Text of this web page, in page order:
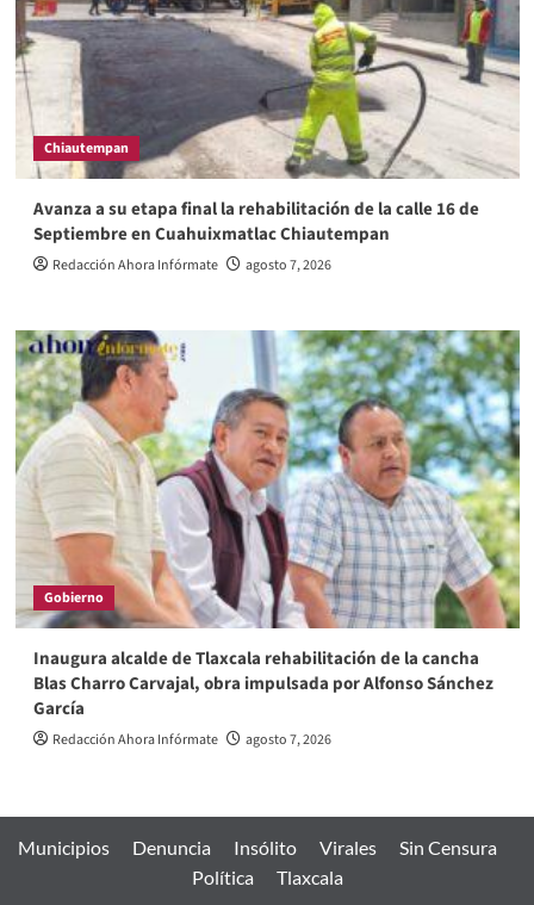
Chiautempan
Avanza a su etapa final la rehabilitación de la calle 16 de
Septiembre en Cuahuixmatlac Chiautempan
Redacción Ahora Infórmate agosto 7, 2026
Gobierno
Inaugura alcalde de Tlaxcala rehabilitación de la cancha
Blas Charro Carvajal, obra impulsada por Alfonso Sánchez
García
Redacción Ahora Infórmate agosto 7, 2026
Municipios Denuncia Insólito Virales
Sin Censura
Política
Tlaxcala